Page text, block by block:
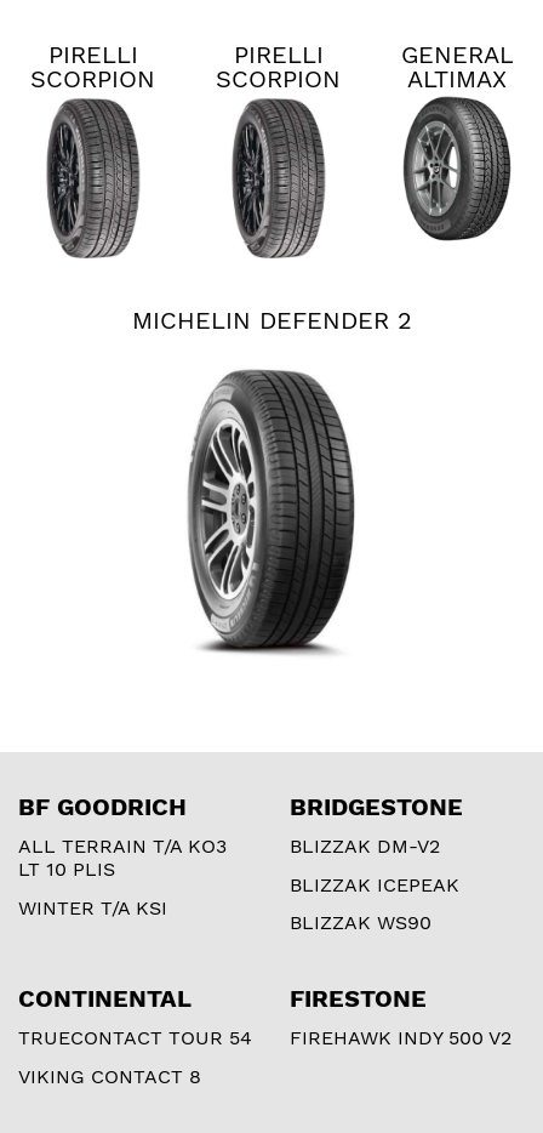
PIRELLI
SCORPION
ALL
SEASON
PLUS 3
PIRELLI
SCORPION
ALL
SEASON
PLUS 3
GENERAL
ALTIMAX
RT45
MICHELIN DEFENDER 2
BF GOODRICH
ALL TERRAIN T/A KO3
LT 10 PLIS
WINTER T/A KSI
BRIDGESTONE
BLIZZAK DM-V2
BLIZZAK ICEPEAK
BLIZZAK WS90
CONTINENTAL
TRUECONTACT TOUR 54
VIKING CONTACT 8
FIRESTONE
FIREHAWK INDY 500 V2